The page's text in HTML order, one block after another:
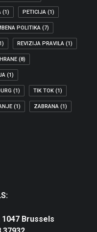
(1) PETICIJA (1)
POLITIKA (7)
REVIZIJA PRAVILA (1)
(8)
(1)
(1) TIK TOK (1)
(1) ZABRANA (1)
1047 Brussels